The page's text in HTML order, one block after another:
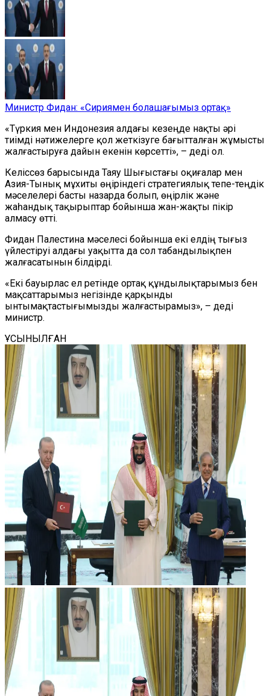
Министр Фидан: «Сириямен болашағымыз ортақ»
«Түркия мен Индонезия алдағы кезеңде нақты әрі
тиімді нәтижелерге қол жеткізуге бағытталған жұмысты
жалғастыруға дайын екенін көрсетті», – деді ол.
Келіссөз барысында Таяу Шығыстағы оқиғалар мен
Азия-Тынық мұхиты өңіріндегі стратегиялық тепе-теңдік
мәселелері басты назарда болып, өңірлік және
жаһандық тақырыптар бойынша жан-жақты пікір
алмасу өтті.
Фидан Палестина мәселесі бойынша екі елдің тығыз
үйлестіруі алдағы уақытта да сол табандылықпен
жалғасатынын білдірді.
«Екі бауырлас ел ретінде ортақ құндылықтарымыз бен
мақсаттарымыз негізінде қарқынды
ынтымақтастығымызды жалғастырамыз», – деді
министр.
ҰСЫНЫЛҒАН